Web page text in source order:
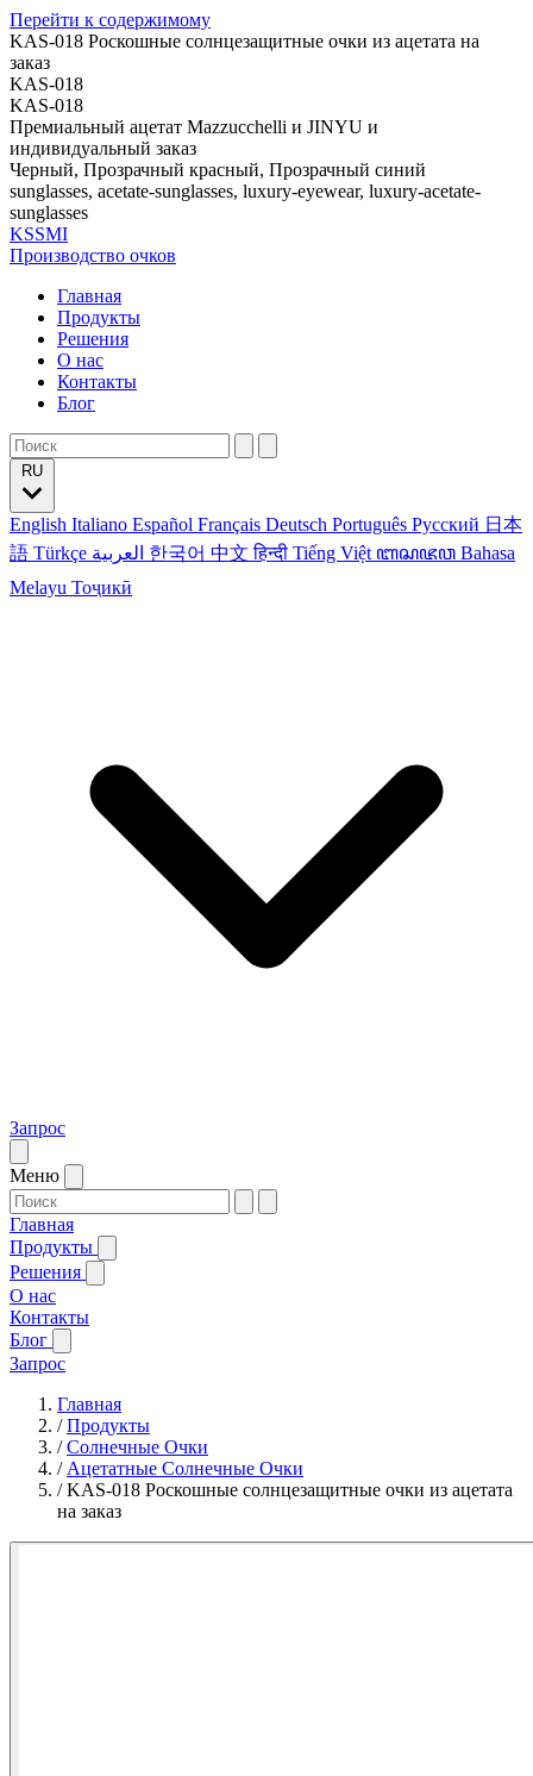
Перейти к содержимому
KAS-018 Роскошные солнцезащитные очки из ацетата на
заказ
KAS-018
KAS-018
Премиальный ацетат Mazzucchelli и JINYU и
индивидуальный заказ
Черный, Прозрачный красный, Прозрачный синий
sunglasses, acetate-sunglasses, luxury-eyewear, luxury-acetate-
sunglasses
KSSMI
Производство очков
Главная
Продукты
Решения
О нас
Контакты
Блог
English Italiano Español Français Deutsch Português Русский 日本
語 Türkçe 한국어 中文हिन्दी Tiếng Việt ꦧꦱꦗꦮ Bahasa
Melayu Тоҷикӣ
Запрос
Меню
Главная
Продукты
Решения
О нас
Контакты
Блог
Запрос
Главная
/Продукты
/Солнечные Очки
/ Ацетатные Солнечные Очки
/KAS-018 Роскошные солнцезащитные очки из ацетата
на заказ